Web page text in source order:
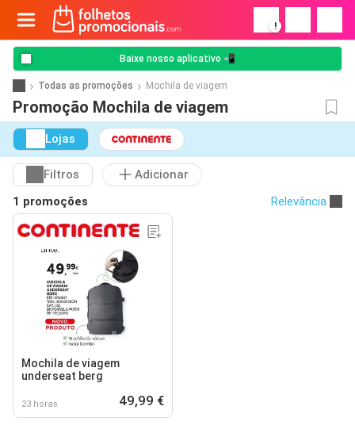
!
Baixe nosso aplicativo 📲
Todas as promoções Mochila de viagem
Promoção Mochila de viagem
Lojas
Filtros
Adicionar
1 promoções
Relevância
Mochila de viagem
underseat berg
23 horas 49,99 €